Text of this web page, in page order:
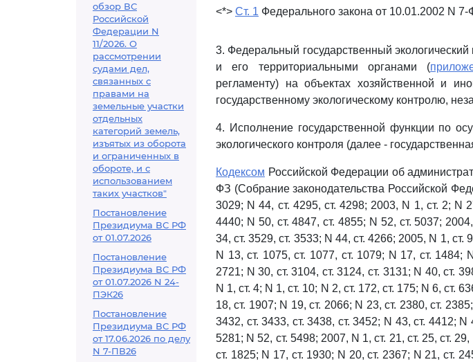
обзор ВС
Российской
Федерации N
11/2026. О
рассмотрении
судами дел,
связанных с
правами на
земельные участки
отдельных
категорий земель,
изъятых из оборота
и ограниченных в
обороте, и с
использованием
таких участков"
Постановление
Президиума ВС РФ
от 01.07.2026
Постановление
Президиума ВС РФ
от 01.07.2026 N 24-
ПЭК26
Постановление
Президиума ВС РФ
от 17.06.2026 по делу
N 7-ПВ26
<*> Ст. 1 Федерального закона от 10.01.2002 N
3. Федеральный государственный
и его территориальными органами (
регламенту) на объектах хозяйственной и
государственному экологическому контролю,
4. Исполнение государственной функции по
экологического контроля (далее -
Кодексом Российской Федерации об
ФЗ (Собрание законодательства Российской
3029; N 44, ст. 4295, ст. 4298; 2003, N 1, ст. 2; N
4440; N 50, ст. 4847, ст. 4855; N 52, ст. 5037;
34, ст. 3529, ст. 3533; N 44, ст. 4266; 2005, N 1, ст.
N 13, ст. 1075, ст. 1077, ст. 1079; N 17, ст. 1484;
2721; N 30, ст. 3104, ст. 3124, ст. 3131; N 40, ст.
N 1, ст. 4; N 1, ст. 10; N 2, ст. 172, ст. 175; N 6, ст.
18, ст. 1907; N 19, ст. 2066; N 23, ст. 2380, ст.
3432, ст. 3433, ст. 3438, ст. 3452; N 43, ст. 4412;
5281; N 52, ст. 5498; 2007, N 1, ст. 21, ст. 25, ст.
ст. 1825; N 17, ст. 1930; N 20, ст. 2367; N 21, ст.